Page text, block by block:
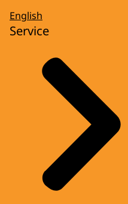
English
Service